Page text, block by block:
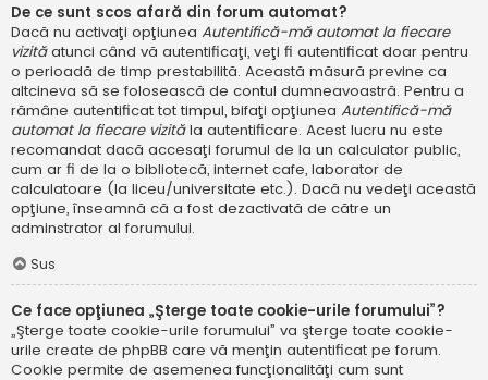
De ce sunt scos afară din forum automat?
Dacă nu activaţi opţiunea Autentifică-mă automat la fiecare
vizităatunci când vă autentificaţi, veţi fi autentificat doar pentru
o perioadă de timp prestabilită. Această măsură previne ca
altcineva să se folosească de contul dumneavoastră. Pentru a
rămâne autentificat tot timpul, bifaţi opţiunea Autentifică-mă
automat la fiecare vizităla autentificare. Acest lucru nu este
recomandat dacă accesaţi forumul de la un calculator public,
cum ar fi de la o bibliotecă, internet cafe, laborator de
calculatoare (la liceu/universitate etc.). Dacă nu vedeţi această
opţiune, înseamnă că a fost dezactivată de către un
adminstrator al forumului.
Sus
Ce face opţiunea „Şterge toate cookie-urile forumului”?
„Şterge toate cookie-urile forumului” va şterge toate cookie-
urile create de phpBB care vă menţin autentificat pe forum.
Cookie permite de asemenea funcţionalităţi cum sunt